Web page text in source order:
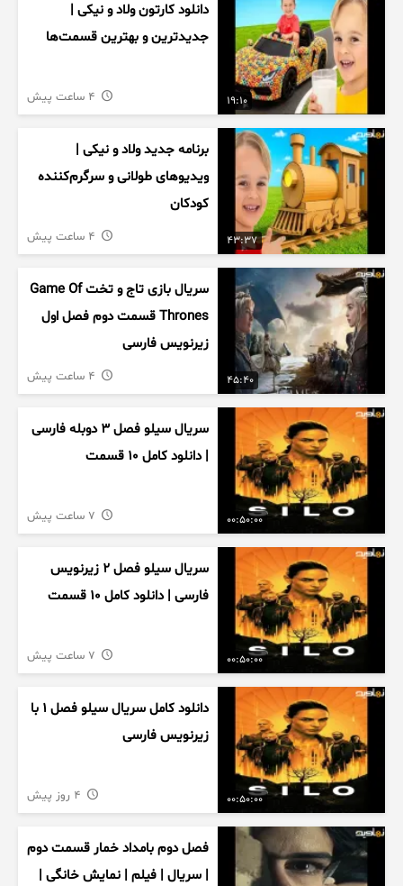
19:10
دانلود کارتون ولاد و نیکی |
جدیدترین و بهترین قسمت‌ها
43:37
برنامه جدید ولاد و نیکی |
ویدیوهای طولانی و سرگرم‌کننده
کودکان
45:40
سریال بازی تاج و تخت Game Of
Thrones قسمت دوم فصل اول
زیرنویس فارسی
00:50:00
سریال سیلو فصل ۳ دوبله فارسی
| دانلود کامل ۱۰ قسمت
00:50:00
سریال سیلو فصل ۲ زیرنویس
فارسی | دانلود کامل ۱۰ قسمت
00:50:00
دانلود کامل سریال سیلو فصل ۱ با
زیرنویس فارسی
فصل دوم بامداد خمار قسمت دوم
| سریال | فیلم | نمایش خانگی |